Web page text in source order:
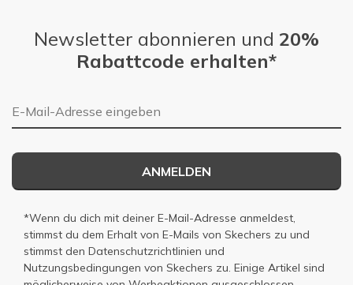
Newsletter abonnieren und 20%
Rabattcode erhalten*
E-Mail-Adresse
ANMELDEN
*Wenn du dich mit deiner E-Mail-Adresse anmeldest,
stimmst du dem Erhalt von E-Mails von Skechers zu und
stimmst den Datenschutzrichtlinien und
Nutzungsbedingungen von Skechers zu. Einige Artikel sind